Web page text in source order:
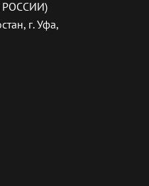
г. Уфа,